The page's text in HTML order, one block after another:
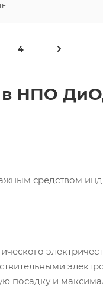
4
в НПО
средством
посадку и